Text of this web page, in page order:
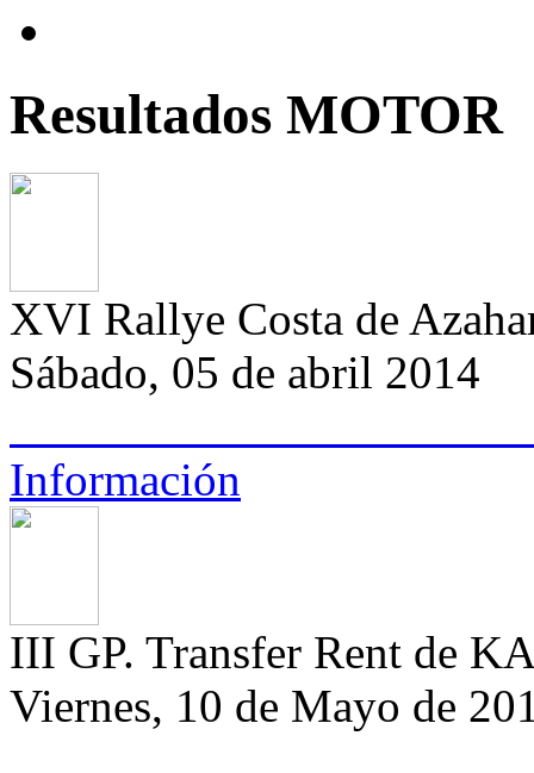
Resultados MOTOR
XVI Rallye Costa de
Sábado, 05 de abril 2014
Información
III GP. Transfer Rent de
Viernes, 10 de Mayo de